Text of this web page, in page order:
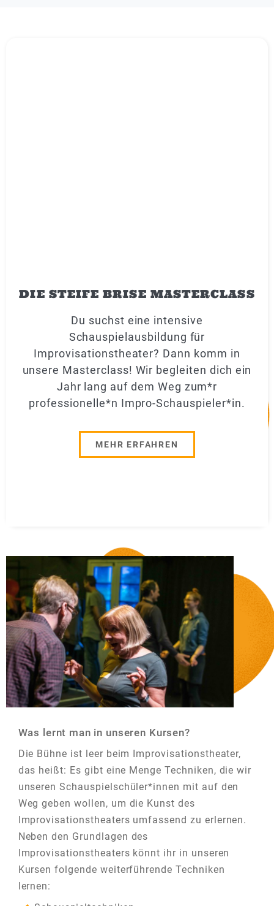
DIE STEIFE BRISE MASTERCLASS
Du suchst eine intensive
Schauspielausbildung für
Improvisationstheater? Dann komm in
unsere Masterclass! Wir begleiten dich ein
Jahr lang auf dem Weg zum*r
professionelle*n Impro-Schauspieler*in.
MEHR ERFAHREN
Was lernt man in unseren Kursen?
Die Bühne ist leer beim Improvisationstheater,
das heißt: Es gibt eine Menge Techniken, die wir
unseren Schauspielschüler*innen mit auf den
Weg geben wollen, um die Kunst des
Improvisationstheaters umfassend zu erlernen.
Neben den Grundlagen des
Improvisationstheaters könnt ihr in unseren
Kursen folgende weiterführende Techniken
lernen: